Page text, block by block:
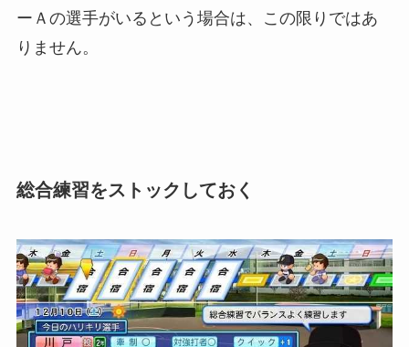
ーＡの選手がいるという場合は、この限りではあ
りません。
総合練習をストックしておく